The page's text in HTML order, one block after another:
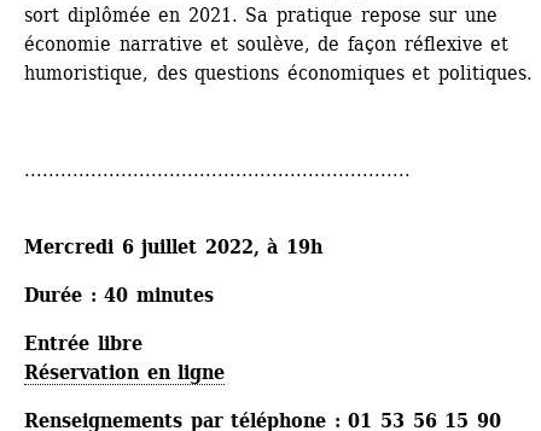
sort diplômée en 2021. Sa pratique repose sur une
économie narrative et soulève, de façon réflexive et
humoristique, des questions économiques et
................................................................
Mercredi 6 juillet 2022, à 19h
Durée : 40 minutes
Entrée libre
Réservation en ligne
Renseignements par téléphone : 01 53 56 15 90